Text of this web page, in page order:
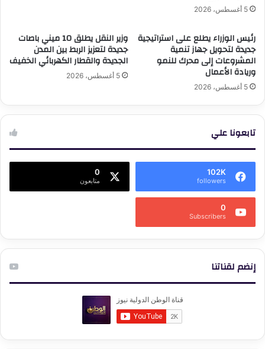
5 أغسطس، 2026
رئيس الوزراء يطلع على استراتيجية
جديدة لتحويل جهاز تنمية
المشروعات إلى محرك للنمو
وريادة الأعمال
5 أغسطس، 2026
وزير النقل يطلق 10 ميني باصات
جديدة لتعزيز الربط بين المدن
الجديدة والقطار الكهربائي الخفيف
5 أغسطس، 2026
تابعونا علي
102K
followers
0
متابعون
0
Subscribers
إنضم لقناتنا